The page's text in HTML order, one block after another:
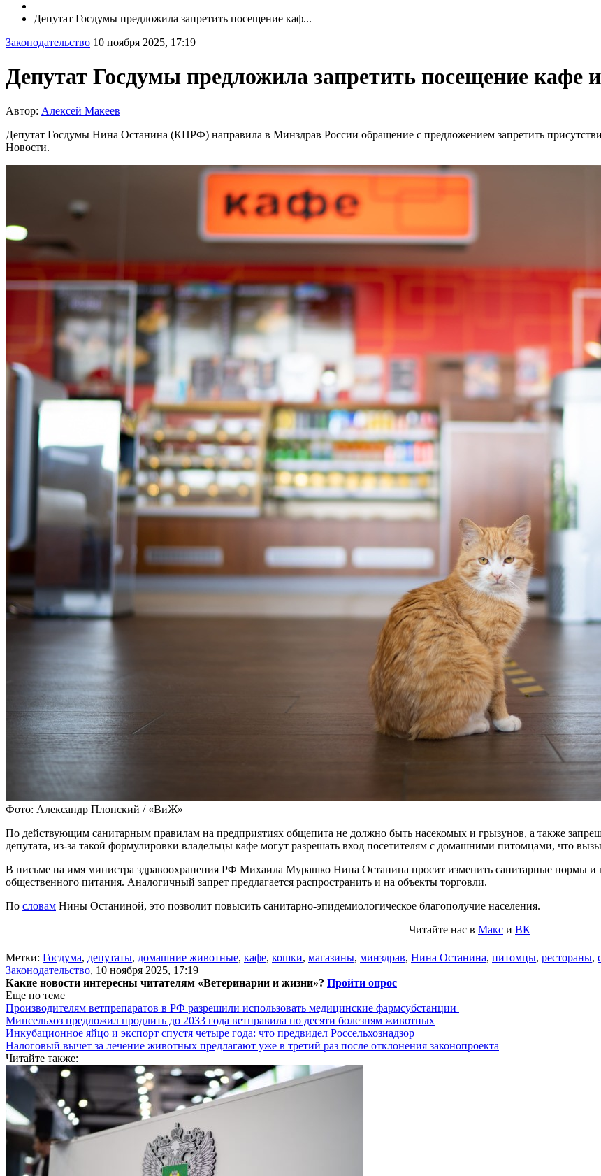
Депутат Госдумы предложила запретить посещение каф...
Законодательство 10 ноября 2025, 17:19
Депутат Госдумы предложила запретить посещение кафе
Автор: Алексей Макеев
Депутат Госдумы Нина Останина (КПРФ) направила в Минздрав России обращение с предложением запретить
Новости.
Фото: Александр Плонский / «ВиЖ»
По действующим санитарным правилам на предприятиях общепита не должно быть насекомых и грызунов, а также
депутата, из-за такой формулировки владельцы кафе могут разрешать вход посетителям с домашними питомцами, что
В письме на имя министра здравоохранения РФ Михаила Мурашко Нина Останина просит изменить санитарные нормы и
общественного питания. Аналогичный запрет предлагается распространить и на объекты торговли.
По словам Нины Останиной, это позволит повысить санитарно-эпидемиологическое благополучие населения.
Читайте нас в Макс и ВК
Метки: Госдума, депутаты, домашние животные, кафе, кошки, магазины, минздрав, Нина Останина, питомцы, рестораны,
Законодательство, 10 ноября 2025, 17:19
Какие новости интересны читателям «Ветеринарии и жизни»? Пройти опрос
Еще по теме
Производителям ветпрепаратов в РФ разрешили использовать медицинские фармсубстанции
Минсельхоз предложил продлить до 2033 года ветправила по десяти болезням животных
Инкубационное яйцо и экспорт спустя четыре года: что предвидел Россельхознадзор
Налоговый вычет за лечение животных предлагают уже в третий раз после отклонения законопроекта
Читайте также: